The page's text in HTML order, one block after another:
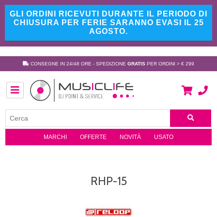
GLI ORDINI RICEVUTI DURANTE IL PERIODO DI
CHIUSURA PER FERIE SARANNO EVASI IL 25
AGOSTO.
CONSEGNE IN 24/48 ORE - SPEDIZIONE GRATIS PER ORDINI > € 299
MARCHI OFFERTE NOVITÀ USATO
RHP-15